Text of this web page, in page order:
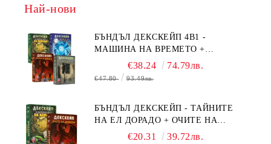
Най-нови
БЪНДЪЛ ДЕКСКЕЙП 4В1 -
МАШИНА НА ВРЕМЕТО +
БЯГСТВО ОТ АЛКАТРАЗ +
ТАЙНИТЕ НА ЕЛ ДОРАДО +
€38.24 74.79лв.
€47.80 93.49лв.
БЪНДЪЛ ДЕКСКЕЙП - ТАЙНИТЕ
НА ЕЛ ДОРАДО + ОЧИТЕ НА
ДРАКОНА€20.31 39.72лв.